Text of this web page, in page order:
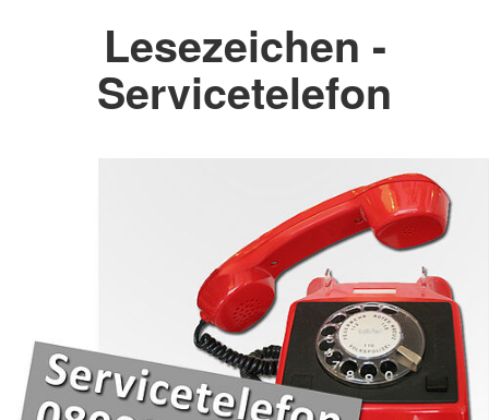
Lesezeichen -
Servicetelefon